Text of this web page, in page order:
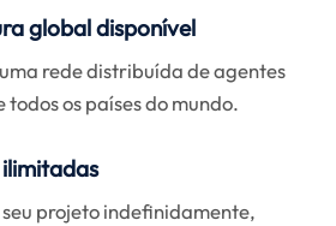
global disponível
rede distribuída de agentes
todos os países do mundo.
ilimitadas
projeto indefinidamente,